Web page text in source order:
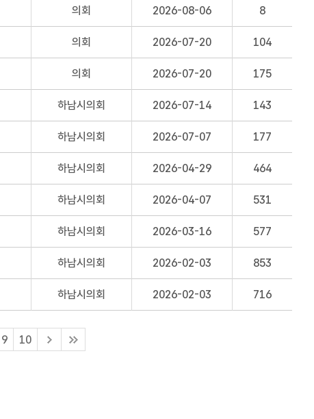
의회 2026-08-06 8
의회 2026-07-20 104
의회 2026-07-20 175
하남시의회 2026-07-14 143
하남시의회 2026-07-07 177
하남시의회 2026-04-29 464
하남시의회 2026-04-07 531
하남시의회 2026-03-16 577
하남시의회 2026-02-03 853
하남시의회 2026-02-03 716
9 10